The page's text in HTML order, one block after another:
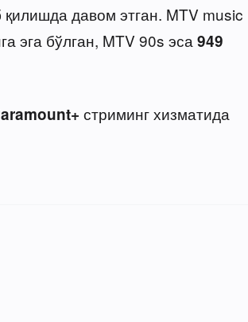
давом этган. MTV music
эга бўлган, MTV 90s эса 949
стриминг хизматида